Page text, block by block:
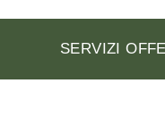
SERVIZI